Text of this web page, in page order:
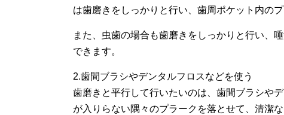
は歯磨きをしっかりと行い、歯周ポケット内の
また、虫歯の場合も歯磨きをしっかりと行い、
できます。
2.歯間ブラシやデンタルフロスなどを使う
歯磨きと平行して行いたいのは、歯間ブラシや
が入りらない隅々のプラークを落とせて、清潔